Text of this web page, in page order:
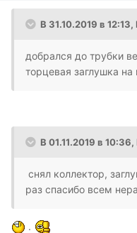
В 31.10.2019 в 12:13,
добрался до трубки
торцевая заглушка на
В 01.11.2019 в 10:36,
снял коллектор,
раз спасибо всем
.